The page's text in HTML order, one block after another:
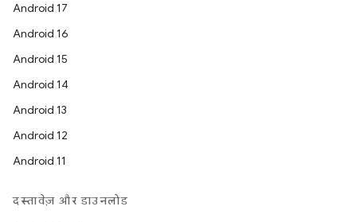
Android 17
Android 16
Android 15
Android 14
Android 13
Android 12
Android 11
दस्तावेज़ और डाउनलोड